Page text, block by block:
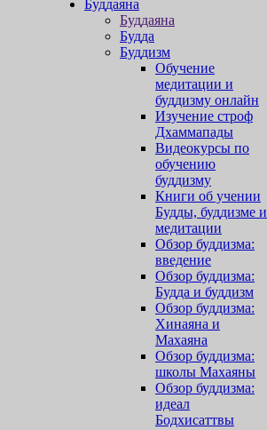
Буддаяна
Буддаяна
Будда
Буддизм
Обучение
медитации и
буддизму онлайн
Изучение строф
Дхаммапады
Видеокурсы по
обучению
буддизму
Книги об учении
Будды, буддизме и
медитации
Обзор буддизма:
введение
Обзор буддизма:
Будда и буддизм
Обзор буддизма:
Хинаяна и
Махаяна
Обзор буддизма:
школы Махаяны
Обзор буддизма:
идеал
Бодхисаттвы